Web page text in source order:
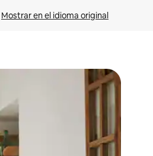
Mostrar en el idioma original